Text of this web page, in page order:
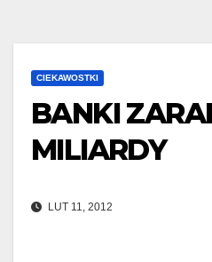
CIEKAWOSTKI
BANKI
MILIARDY
LUT 11, 2012